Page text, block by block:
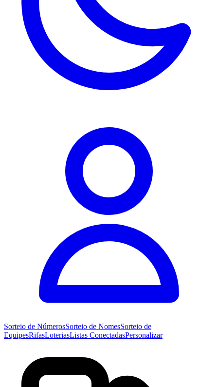
Sorteio de NúmerosSorteio de NomesSorteio de
EquipesRifasLoteriasListas ConectadasPersonalizar